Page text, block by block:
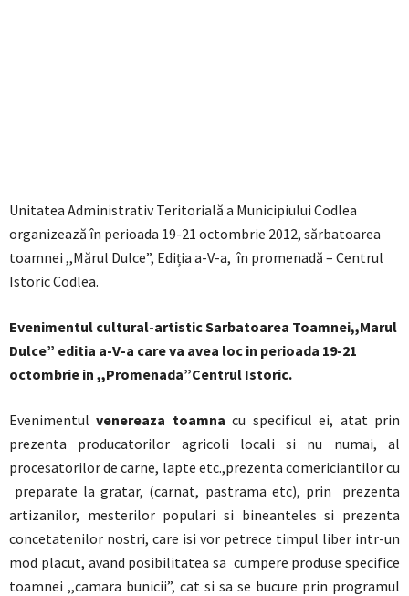
Unitatea Administrativ Teritorială a Municipiului Codlea
organizează în perioada 19-21 octombrie 2012, sărbatoarea
toamnei ,,Mărul Dulce”, Ediția a-V-a, în promenadă – Centrul
Istoric Codlea.
Evenimentul cultural-artistic Sarbatoarea Toamnei,,Marul
Dulce” editia a-V-a care va avea loc in perioada 19-21
octombrie in ,,Promenada”Centrul Istoric.
Evenimentulvenereaza toamna cu specificul ei, atat prin
prezenta producatorilor agricoli locali si nu numai, al
procesatorilor de carne, lapte etc.,prezenta comericiantilor cu
preparate la gratar, (carnat, pastrama etc), prin prezenta
artizanilor, mesterilor populari si bineanteles si prezenta
concetatenilor nostri, care isi vor petrece timpul liber intr-un
mod placut, avand posibilitatea sa cumpere produse specifice
toamnei ,,camara bunicii”, cat si sa se bucure prin programul